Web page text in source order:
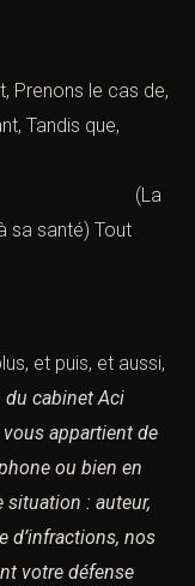
Prenons le cas de,
Tandis que,
sa santé) Tout
et puis, et aussi,
du cabinet Aci
vous appartient de
ou bien en
situation : auteur,
d’infractions, nos
votre défense